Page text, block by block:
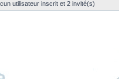
utilisateur inscrit et 2 invité(s)